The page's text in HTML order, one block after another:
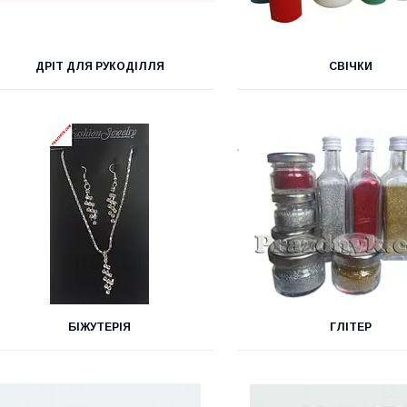
ДРІТ ДЛЯ РУКОДІЛЛЯ СВІЧКИ
БІЖУТЕРІЯ ГЛІТЕР